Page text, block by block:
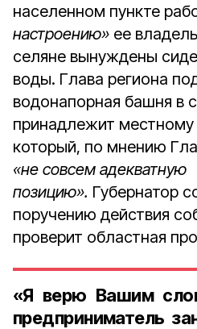
населенном пункте
настроению» ее
селяне вынуждены
воды. Глава региона
водонапорная башня в
принадлежит
который, по мнению
«не совсем адекватную
позицию». Губернатор
поручению действия
проверит областная
«Я верю Вашим
предприниматель